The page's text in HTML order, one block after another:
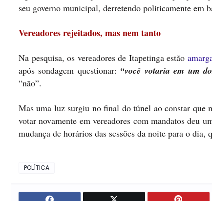
seu governo municipal, derretendo politicamente
Vereadores rejeitados, mas nem tanto
Na pesquisa, os vereadores de Itapetinga estão
após sondagem questionar: “você votaria em um
“não”.
Mas uma luz surgiu no final do túnel ao constar que
votar novamente em vereadores com mandatos deu
mudança de horários das sessões da noite para o
POLÍTICA